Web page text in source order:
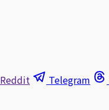
Reddit Telegram